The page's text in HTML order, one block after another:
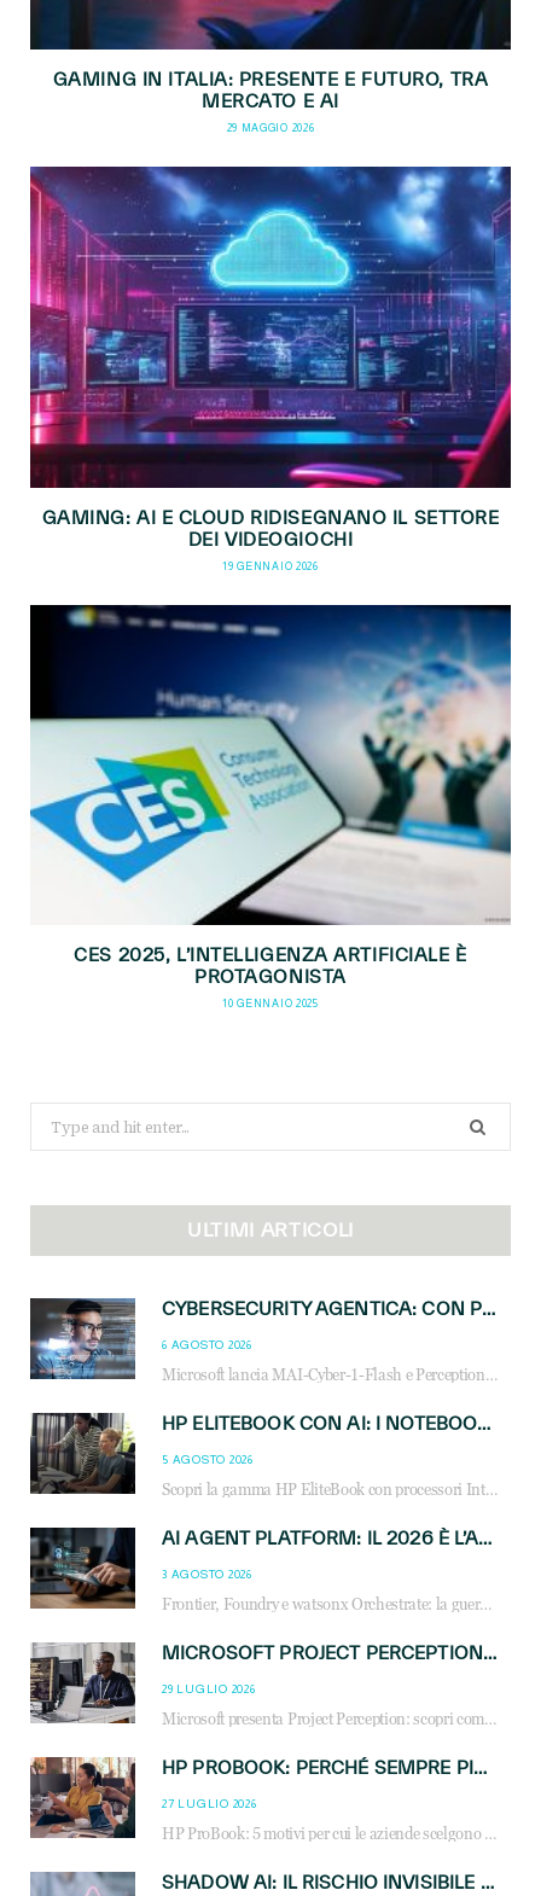
GAMING IN ITALIA: PRESENTE E FUTURO, TRA
MERCATO E AI
29 MAGGIO 2026
GAMING: AI E CLOUD RIDISEGNANO IL SETTORE
DEI VIDEOGIOCHI
19 GENNAIO 2026
CES 2025, L’INTELLIGENZA ARTIFICIALE È
PROTAGONISTA
10 GENNAIO 2025
for:
ULTIMI ARTICOLI
CYBERSECURITY AGENTICA: CON PERCEPTION E MAI-CYBER-1-FLASH MICROSOFT APRE NUOVI SERVIZI PER IL CANALE
6 AGOSTO 2026
Microsoft lancia MAI-Cyber-1-Flash e Perception: cybersecurity agentica in preview dal 3 novembre. Cosa cambia per MSP, system integrator e reseller.
HP ELITEBOOK CON AI: I NOTEBOOK BUSINESS INTELLIGENTI CHE TRASFORMANO PRODUTTIVITÀ, SICUREZZA E LAVORO IBRIDO
5 AGOSTO 2026
Scopri la gamma HP EliteBook con processori Intel® Core™ Ultra e AMD Ryzen™ AI. Notebook business progettati per aumentare la produttività, migliorare la collaborazione e garantire sicurezza avanzata in ufficio e in mobilità.
AI AGENT PLATFORM: IL 2026 È L’ANNO DEL «SISTEMA OPERATIVO» PER GLI AGENTI AZIENDALI
3 AGOSTO 2026
Frontier, Foundry e watsonx Orchestrate: la guerra delle piattaforme AI agent ridisegna il mercato IT. Cosa cambia per reseller, MSP e system integrator.
MICROSOFT PROJECT PERCEPTION: COME GLI AGENTI AI CAMBIERANNO SOC, CYBERSECURITY E SERVIZI MSP
29 LUGLIO 2026
Microsoft presenta Project Perception: scopri come gli agenti AI possono trasformare cybersecurity, SOC e servizi gestiti degli MSP.
HP PROBOOK: PERCHÉ SEMPRE PIÙ AZIENDE SCELGONO NOTEBOOK PROGETTATI PER IL LAVORO MODERNO
27 LUGLIO 2026
HP ProBook: 5 motivi per cui le aziende scelgono i notebook business HP per migliorare produttività, sicurezza e gestione dell’AI.
SHADOW AI: IL RISCHIO INVISIBILE CHE LE AZIENDE POSSONO GOVERNARE